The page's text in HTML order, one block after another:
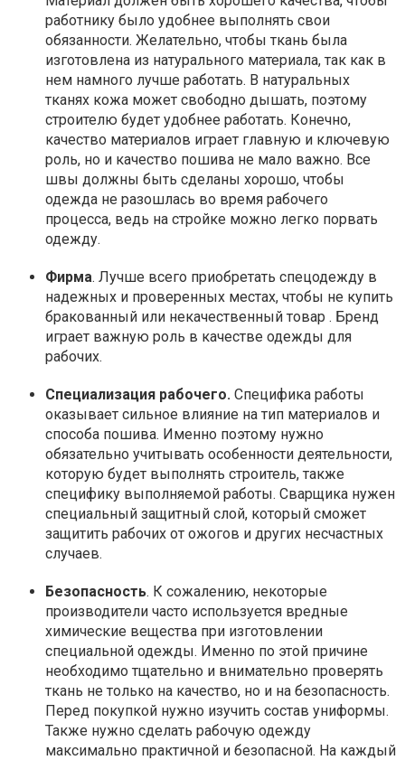
работнику было удобнее выполнять свои
обязанности. Желательно, чтобы ткань была
изготовлена из натурального материала, так как в
нем намного лучше работать. В натуральных
тканях кожа может свободно дышать, поэтому
строителю будет удобнее работать. Конечно,
качество материалов играет главную и ключевую
роль, но и качество пошива не мало важно. Все
швы должны быть сделаны хорошо, чтобы
одежда не разошлась во время рабочего
процесса, ведь на стройке можно легко порвать
одежду.
Фирма. Лучше всего приобретать спецодежду в
надежных и проверенных местах, чтобы не купить
бракованный или некачественный товар . Бренд
играет важную роль в качестве одежды для
рабочих.
Специализация рабочего. Специфика работы
оказывает сильное влияние на тип материалов и
способа пошива. Именно поэтому нужно
обязательно учитывать особенности деятельности,
которую будет выполнять строитель, также
специфику выполняемой работы. Сварщика нужен
специальный защитный слой, который сможет
защитить рабочих от ожогов и других несчастных
случаев.
Безопасность. К сожалению, некоторые
производители часто используется вредные
химические вещества при изготовлении
специальной одежды. Именно по этой причине
необходимо тщательно и внимательно проверять
ткань не только на качество, но и на безопасность.
Перед покупкой нужно изучить состав униформы.
Также нужно сделать рабочую одежду
максимально практичной и безопасной. На каждый